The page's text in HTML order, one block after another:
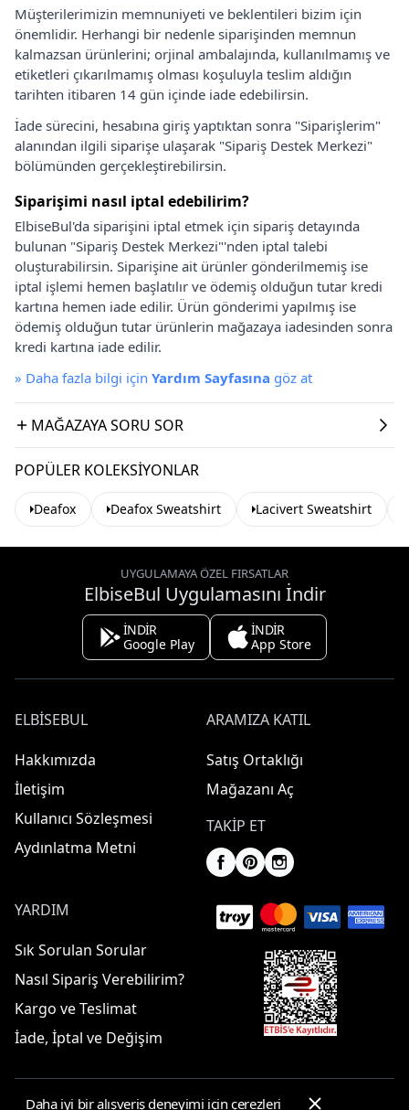
Müşterilerimizin memnuniyeti ve beklentileri bizim için
önemlidir. Herhangi bir nedenle siparişinden memnun
kalmazsan ürünlerini; orjinal ambalajında, kullanılmamış ve
etiketleri çıkarılmamış olması koşuluyla teslim aldığın
tarihten itibaren 14 gün içinde iade edebilirsin.
İade sürecini, hesabına giriş yaptıktan sonra "Siparişlerim"
alanından ilgili siparişe ulaşarak "Sipariş Destek Merkezi"
bölümünden gerçekleştirebilirsin.
Siparişimi nasıl iptal edebilirim?
ElbiseBul'da siparişini iptal etmek için sipariş detayında
bulunan "Sipariş Destek Merkezi"'nden iptal talebi
oluşturabilirsin. Siparişine ait ürünler gönderilmemiş ise
iptal işlemi hemen başlatılır ve ödemiş olduğun tutar kredi
kartına hemen iade edilir. Ürün gönderimi yapılmış ise
ödemiş olduğun tutar ürünlerin mağazaya iadesinden sonra
kredi kartına iade edilir.
» Daha fazla bilgi için Yardım Sayfasına göz at
MAĞAZAYA SORU SOR
POPÜLER KOLEKSIYONLAR
Deafox Deafox Sweatshirt Lacivert Sweatshirt
UYGULAMAYA ÖZEL FIRSATLAR
ElbiseBul Uygulamasını İndir
İNDİR
Google Play
İNDİR
App Store
ELBISEBUL
Hakkımızda
İletişim
Kullanıcı Sözleşmesi
Aydınlatma Metni
ARAMIZA KATIL
Satış Ortaklığı
Mağazanı Aç
TAKIP ET
YARDIM
Sık Sorulan Sorular
Nasıl Sipariş Verebilirim?
Kargo ve Teslimat
İade, İptal ve Değişim
Daha iyi bir alışveriş deneyimi için çerezleri